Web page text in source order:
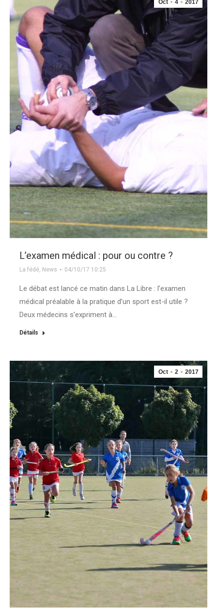
Oct 4 2017
L’examen médical : pour ou contre ?
La fédé, News 04/10/17 10:25
Le débat est lancé ce matin dans La Libre : l’examen
médical préalable à la pratique d’un sport est-il utile ?
Deux médecins s’expriment à…
Détails
Oct 2 2017